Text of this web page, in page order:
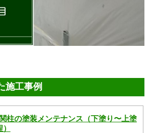
施工事例
柱の塗装メンテナンス（下塗り〜上塗